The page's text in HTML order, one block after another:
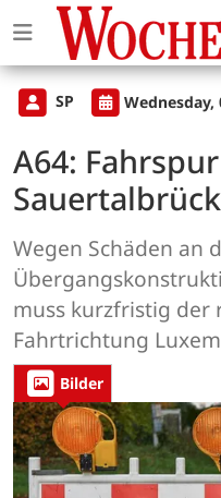
SP Wednesday,
A64:
Wegen Schäden an
muss kurzfristig der
Fahrtrichtung
Bilder